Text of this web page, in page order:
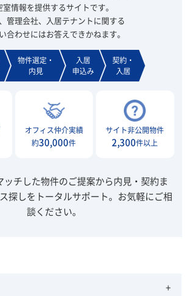
室情報を提供するサイトです。
管理会社、入居テナントに関する
合わせにはお答えできかねます。
物件選定・
内見
入居
申込み
契約・
入居
オフィス仲介実績
約30,000件
サイト非公開物件
2,300件以上
ッチした物件のご提案から内見・契約ま
探しをトータルサポート。 お気軽にご相
談ください。